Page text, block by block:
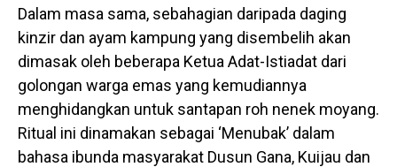
Dalam masa sama, sebahagian daripada daging
kinzir dan ayam kampung yang disembelih akan
dimasak oleh beberapa Ketua Adat-Istiadat dari
golongan warga emas yang kemudiannya
menghidangkan untuk santapan roh nenek moyang.
Ritual ini dinamakan sebagai ‘Menubak’ dalam
bahasa ibunda masyarakat Dusun Gana, Kuijau dan